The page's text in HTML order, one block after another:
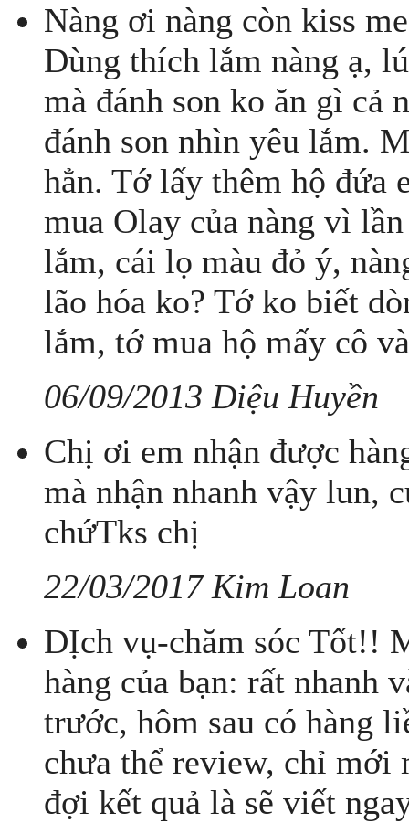
Nàng ơi nàng còn kiss
Dùng thích lắm nàng ạ,
mà đánh son ko ăn gì cả
đánh son nhìn yêu lắm.
hẳn. Tớ lấy thêm hộ đứa
mua Olay của nàng vì
lắm, cái lọ màu đỏ ý,
lão hóa ko? Tớ ko biết
lắm, tớ mua hộ mấy cô
06/09/2013 Diệu Huyền
Chị ơi em nhận được
mà nhận nhanh vậy lun,
chứTks chị
22/03/2017 Kim Loan
DỊch vụ-chăm sóc Tốt!!
hàng của bạn: rất nhanh
trước, hôm sau có hàng
chưa thể review, chỉ mới
đợi kết quả là sẽ viết